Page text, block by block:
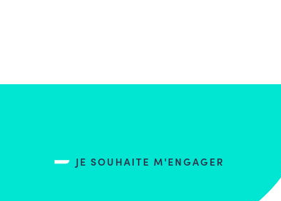
JE SOUHAITE M'ENGAGER